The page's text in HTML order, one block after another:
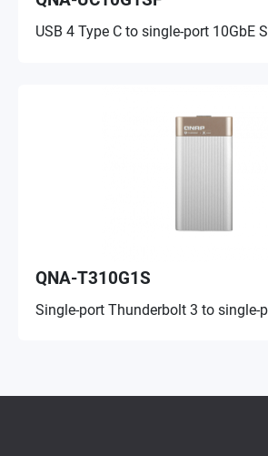
USB 4 Type C to single-port 10GbE
QNA-T310G1S
Single-port Thunderbolt 3 to single-